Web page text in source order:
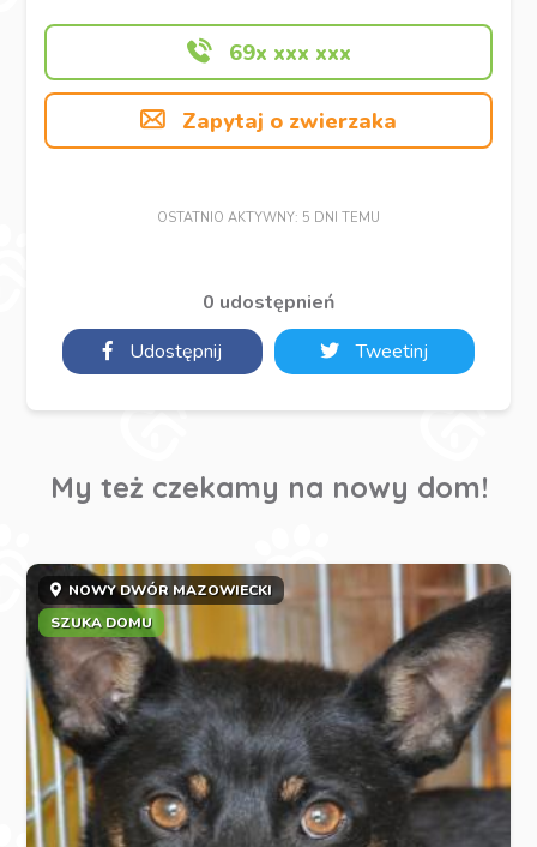
69x xxx xxx
Zapytaj o zwierzaka
OSTATNIO AKTYWNY: 5 DNI TEMU
0 udostępnień
Udostępnij
Tweetinj
My też czekamy na nowy dom!
NOWY DWÓR MAZOWIECKI
SZUKA DOMU